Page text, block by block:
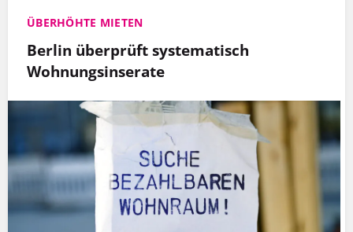
ÜBERHÖHTE MIETEN
Berlin überprüft systematisch
Wohnungsinserate